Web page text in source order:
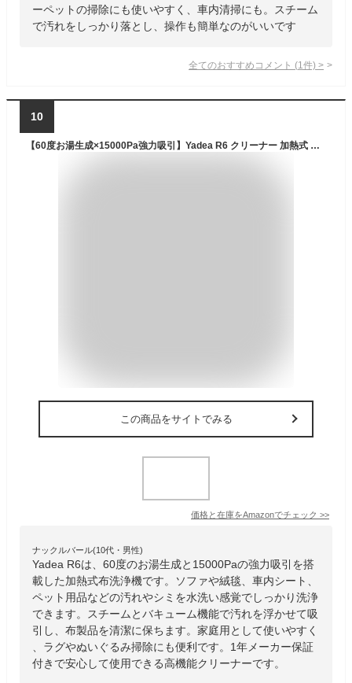
ーペットの掃除にも使いやすく、車内清掃にも。スチーム
で汚れをしっかり落とし、操作も簡単なのがいいです
全てのおすすめコメント (1 件) >
10
【60度お湯生成×15000Pa強力吸引】Yadea R6 クリーナー 加熱式 布洗浄機 染み抜き ソファクリーナー 絨毯クリーナー 水洗い 車用掃除機 スチーム バキュームクリーナーソファ洗浄 布製品/ペットシート/車内/ラグ/ソファ/絨毯/ぬいぐるみ/掃除用品【テレビ放映商品】 (加熱式, 1年メーカー保証)
この商品をサイトでみる
価格と在庫をAmazonでチェック >>
ナックルバール(10代・男性)
Yadea R6は、60度のお湯生成と15000Paの強力吸引を搭
載した加熱式布洗浄機です。ソファや絨毯、車内シート、
ペット用品などの汚れやシミを水洗い感覚でしっかり洗浄
できます。スチームとバキューム機能で汚れを浮かせて吸
引し、布製品を清潔に保ちます。家庭用として使いやすく
、ラグやぬいぐるみ掃除にも便利です。1年メーカー保証
付きで安心して使用できる高機能クリーナーです。